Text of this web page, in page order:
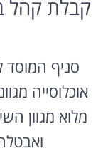
קבלת קהל
אוכלוסייה
מלוא מגוון